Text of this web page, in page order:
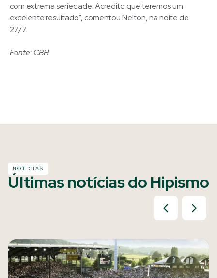
com extrema seriedade. Acredito que teremos um
excelente resultado”, comentou Nelton, na noite de
27/7.
Fonte: CBH
NOTÍCIAS
Últimas notícias do Hipismo